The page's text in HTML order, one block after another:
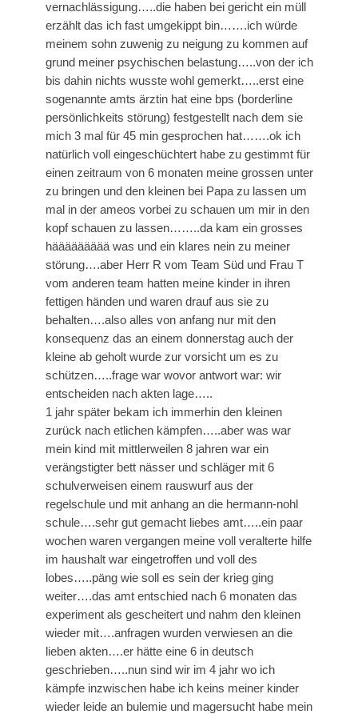
vernachlässigung…..die haben bei gericht ein müll
erzählt das ich fast umgekippt bin…….ich würde
meinem sohn zuwenig zu neigung zu kommen auf
grund meiner psychischen belastung…..von der ich
bis dahin nichts wusste wohl gemerkt…..erst eine
sogenannte amts ärztin hat eine bps (borderline
persönlichkeits störung) festgestellt nach dem sie
mich 3 mal für 45 min gesprochen hat…….ok ich
natürlich voll eingeschüchtert habe zu gestimmt für
einen zeitraum von 6 monaten meine grossen unter
zu bringen und den kleinen bei Papa zu lassen um
mal in der ameos vorbei zu schauen um mir in den
kopf schauen zu lassen……..da kam ein grosses
häääääääää was und ein klares nein zu meiner
störung….aber Herr R vom Team Süd und Frau T
vom anderen team hatten meine kinder in ihren
fettigen händen und waren drauf aus sie zu
behalten….also alles von anfang nur mit den
konsequenz das an einem donnerstag auch der
kleine ab geholt wurde zur vorsicht um es zu
schützen…..frage war wovor antwort war: wir
entscheiden nach akten lage…..
1 jahr später bekam ich immerhin den kleinen
zurück nach etlichen kämpfen…..aber was war
mein kind mit mittlerweilen 8 jahren war ein
verängstigter bett nässer und schläger mit 6
schulverweisen einem rauswurf aus der
regelschule und mit anhang an die hermann-nohl
schule….sehr gut gemacht liebes amt…..ein paar
wochen waren vergangen meine voll veralterte hilfe
im haushalt war eingetroffen und voll des
lobes…..päng wie soll es sein der krieg ging
weiter….das amt entschied nach 6 monaten das
experiment als gescheitert und nahm den kleinen
wieder mit….anfragen wurden verwiesen an die
lieben akten….er hätte eine 6 in deutsch
geschrieben…..nun sind wir im 4 jahr wo ich
kämpfe inzwischen habe ich keins meiner kinder
wieder leide an bulemie und magersucht habe mein